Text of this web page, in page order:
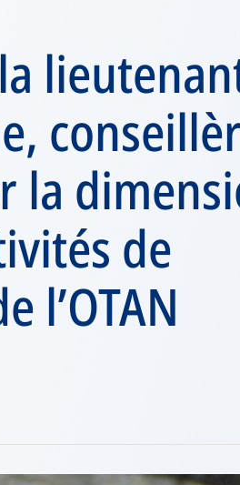
la
de
l’OTAN